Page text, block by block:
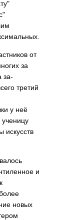
от
за
за­
третий
у неё
искусств
и
новых